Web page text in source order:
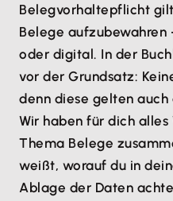
Belegvorhaltepflicht
Belege
oder digital. In der
vor der Grundsatz:
denn diese gelten auch
Wir haben für dich
Thema Belege
weißt, worauf du in
Ablage der Daten